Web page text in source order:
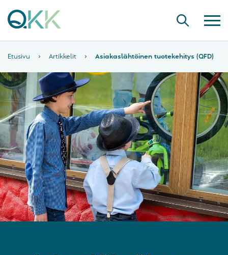
Etusivu › Artikkelit › Asiakaslähtöinen tuotekehitys (QFD)